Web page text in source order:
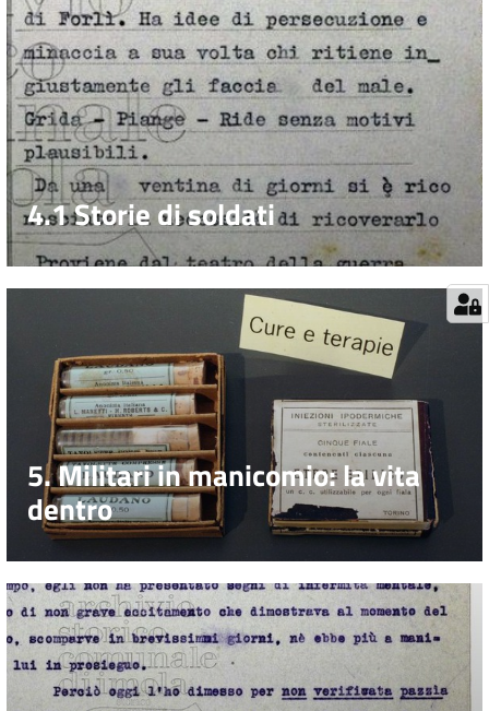
4.1 Storie di soldati
5. Militari in manicomio: la vita
dentro